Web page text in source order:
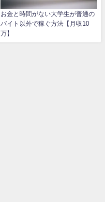
お金と時間がない大学生が普通の
バイト以外で稼ぐ方法【月収10
万】